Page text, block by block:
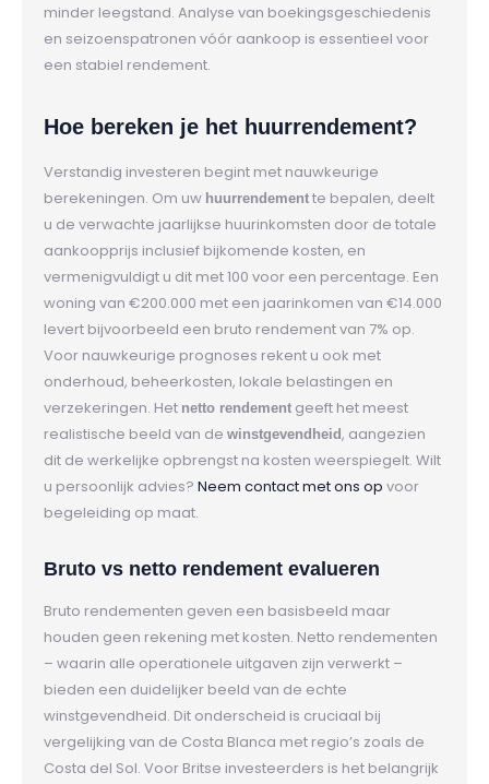
minder leegstand. Analyse van boekingsgeschiedenis
en seizoenspatronen vóór aankoop is essentieel voor
een stabiel rendement.
Hoe bereken je het huurrendement?
Verstandig investeren begint met nauwkeurige
berekeningen. Om uw huurrendement te bepalen, deelt
u de verwachte jaarlijkse huurinkomsten door de totale
aankoopprijs inclusief bijkomende kosten, en
vermenigvuldigt u dit met 100 voor een percentage. Een
woning van €200.000 met een jaarinkomen van €14.000
levert bijvoorbeeld een bruto rendement van 7% op.
Voor nauwkeurige prognoses rekent u ook met
onderhoud, beheerkosten, lokale belastingen en
verzekeringen. Het netto rendement geeft het meest
realistische beeld van de winstgevendheid, aangezien
dit de werkelijke opbrengst na kosten weerspiegelt. Wilt
u persoonlijk advies? Neem contact met ons op voor
begeleiding op maat.
Bruto vs netto rendement evalueren
Bruto rendementen geven een basisbeeld maar
houden geen rekening met kosten. Netto rendementen
– waarin alle operationele uitgaven zijn verwerkt –
bieden een duidelijker beeld van de echte
winstgevendheid. Dit onderscheid is cruciaal bij
vergelijking van de Costa Blanca met regio’s zoals de
Costa del Sol. Voor Britse investeerders is het belangrijk